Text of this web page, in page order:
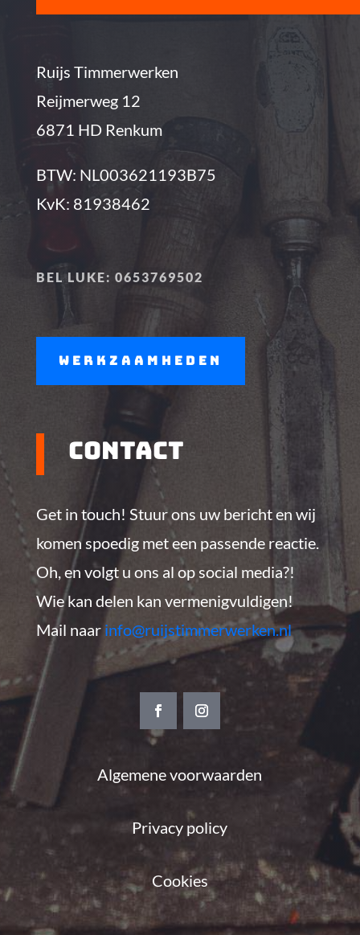
Ruijs Timmerwerken
Reijmerweg 12
6871 HD Renkum
BTW: NL003621193B75
KvK: 81938462
BEL LUKE: 0653769502
WERKZAAMHEDEN
contact
Get in touch! Stuur ons uw bericht en wij
komen spoedig met een passende reactie.
Oh, en volgt u ons al op social media?!
Wie kan delen kan vermenigvuldigen!
Mail naar info@ruijstimmerwerken.nl
Algemene voorwaarden
Privacy policy
Cookies